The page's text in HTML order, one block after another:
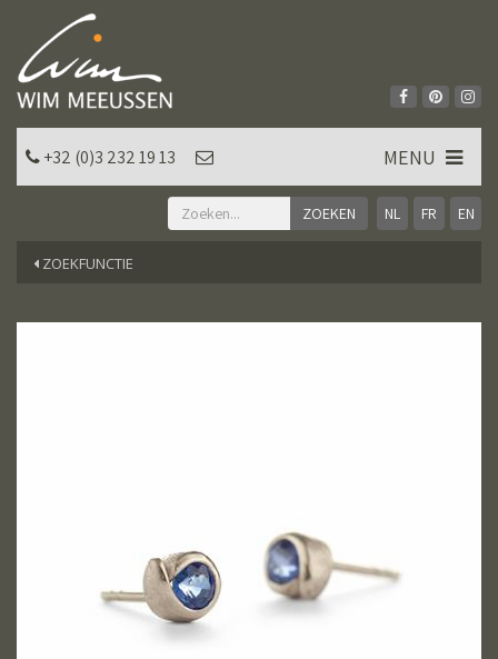
NL FR EN
+32 (0)3 232 19 13 MENU
ZOEKFUNCTIE